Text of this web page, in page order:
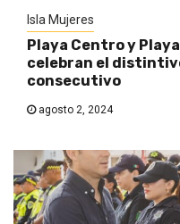
Isla Mujeres
Playa Centro y
celebran el
consecutivo
agosto 2, 2024